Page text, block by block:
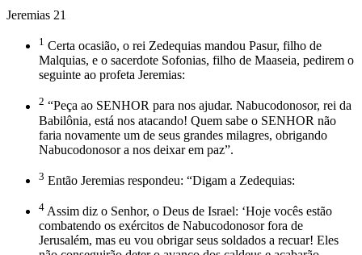
Jeremias 21
1 Certa ocasião, o rei Zedequias mandou Pasur, filho de
Malquias, e o sacerdote Sofonias, filho de Maaseia, pedirem o
seguinte ao profeta Jeremias:
2 “Peça ao SENHOR para nos ajudar. Nabucodonosor, rei da
Babilônia, está nos atacando! Quem sabe o SENHOR não
faria novamente um de seus grandes milagres, obrigando
Nabucodonosor a nos deixar em paz”.
3 Então Jeremias respondeu: “Digam a Zedequias:
4 Assim diz o Senhor, o Deus de Israel: ‘Hoje vocês estão
combatendo os exércitos de Nabucodonosor fora de
Jerusalém, mas eu vou obrigar seus soldados a recuar! Eles